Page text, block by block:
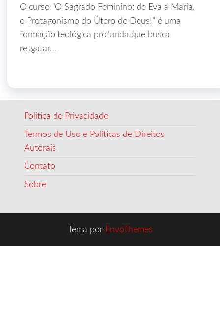
O curso “O Sagrado Feminino: de Eva a Maria,
o Protagonismo do Útero de Deus!” é uma
formação teológica profunda que busca
resgatar…
Politica de Privacidade
Termos de Uso e Políticas de Direitos
Autorais
Contato
Sobre
Tema por EnvoThemes